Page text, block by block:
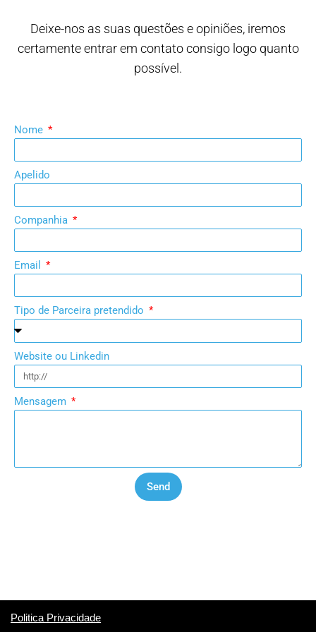
Deixe-nos as suas questões e opiniões, iremos
certamente entrar em contato consigo logo quanto
possível.
Nome
Apelido
Companhia
Email
Tipo de Parceira pretendido
Website ou Linkedin
Mensagem
Send
Politica Privacidade